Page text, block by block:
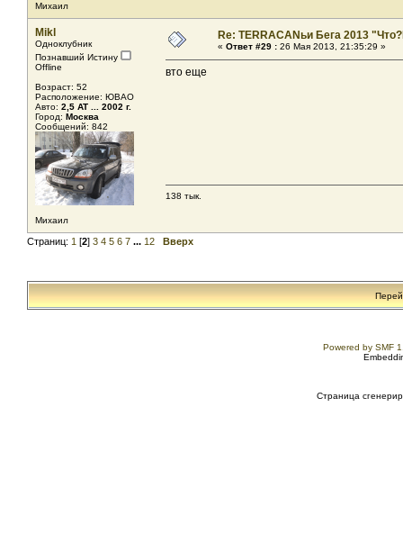
Михаил
Mikl
Одноклубник
Познавший Истину
Offline
Возраст: 52
Расположение: ЮВАО
Авто: 2,5 AT ... 2002 г.
Город: Москва
Сообщений: 842
Михаил
Re: TERRACANьи Бега 2013
« Ответ #29 : 26 Мая 2013, 21:35:29 »
вто еще
138 тык.
Страниц: 1 [2] 3 4 5 6 7 ... 12 Вверх
Powered by SMF
Страница